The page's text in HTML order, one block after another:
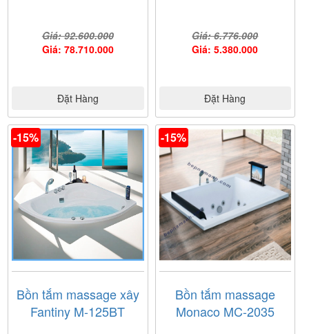
Giá: 92.600.000
Giá: 78.710.000
Đặt Hàng
Giá: 6.776.000
Giá: 5.380.000
Đặt Hàng
-15%
Bồn tắm massage xây
Fantiny M-125BT
-15%
Bồn tắm massage
Monaco MC-2035